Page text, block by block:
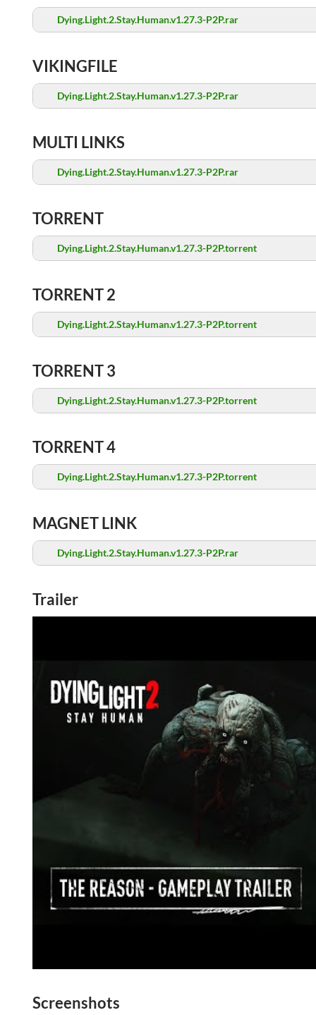
Dying.Light.2.Stay.Human.v1.27.3-P2P.rar
VIKINGFILE
Dying.Light.2.Stay.Human.v1.27.3-P2P.rar
MULTI LINKS
Dying.Light.2.Stay.Human.v1.27.3-P2P.rar
TORRENT
Dying.Light.2.Stay.Human.v1.27.3-P2P.torrent
TORRENT 2
Dying.Light.2.Stay.Human.v1.27.3-P2P.torrent
TORRENT 3
Dying.Light.2.Stay.Human.v1.27.3-P2P.torrent
TORRENT 4
Dying.Light.2.Stay.Human.v1.27.3-P2P.torrent
MAGNET LINK
Dying.Light.2.Stay.Human.v1.27.3-P2P.rar
Trailer
Screenshots